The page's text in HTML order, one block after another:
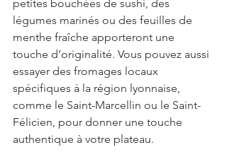
petites bouchées de sushi, des
légumes marinés ou des feuilles de
menthe fraîche apporteront une
touche d’originalité. Vous pouvez aussi
essayer des fromages locaux
spécifiques à la région lyonnaise,
comme le Saint-Marcellin ou le Saint-
Félicien, pour donner une touche
authentique à votre plateau.